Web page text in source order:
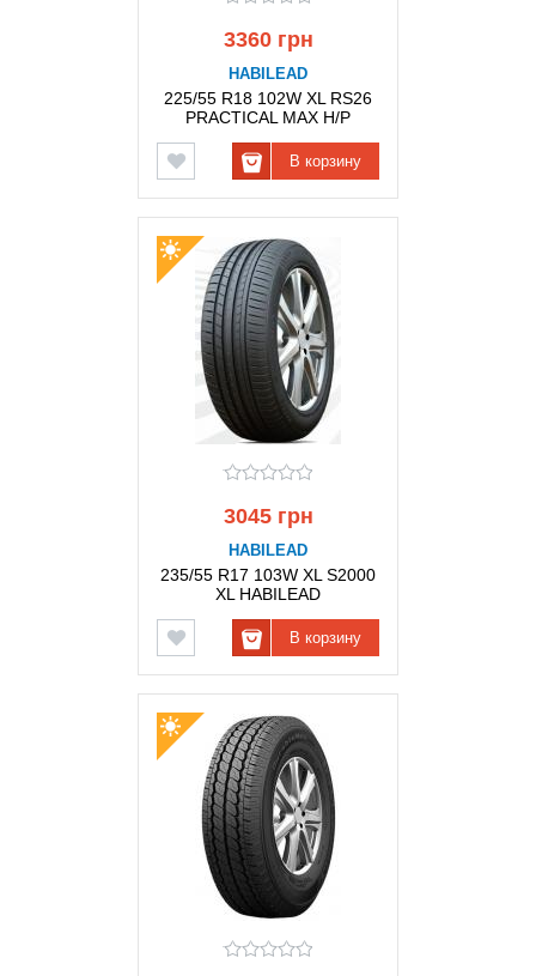
3360 грн
HABILEAD
225/55 R18 102W XL RS26
PRACTICAL MAX H/P
В корзину
3045 грн
HABILEAD
235/55 R17 103W XL S2000
XL HABILEAD
В корзину